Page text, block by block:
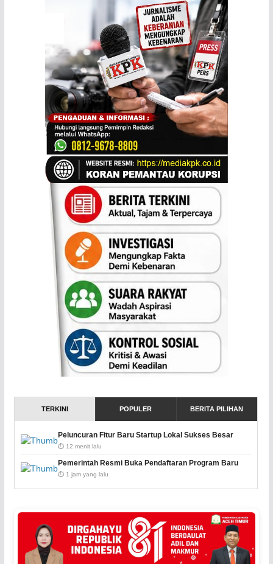
TERKINI POPULER BERITA PILIHAN
Peluncuran Fitur Baru Startup Lokal Sukses Besar
⏱️ 12 menit lalu
Pemerintah Resmi Buka Pendaftaran Program Baru
⏱️ 1 jam yang lalu